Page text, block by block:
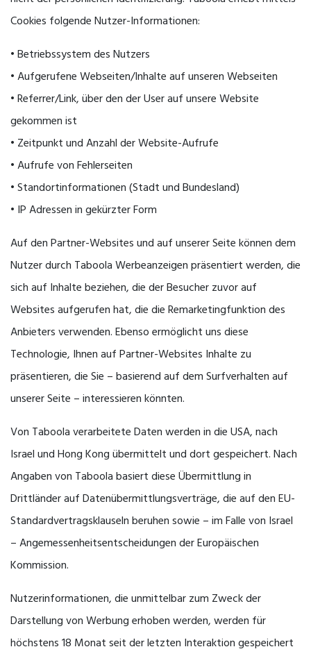
Cookies folgende Nutzer-Informationen:
• Betriebssystem des Nutzers
• Aufgerufene Webseiten/Inhalte auf unseren Webseiten
• Referrer/Link, über den der User auf unsere Website
gekommen ist
• Zeitpunkt und Anzahl der Website-Aufrufe
• Aufrufe von Fehlerseiten
• Standortinformationen (Stadt und Bundesland)
• IP Adressen in gekürzter Form
Auf den Partner-Websites und auf unserer Seite können dem
Nutzer durch Taboola Werbeanzeigen präsentiert werden, die
sich auf Inhalte beziehen, die der Besucher zuvor auf
Websites aufgerufen hat, die die Remarketingfunktion des
Anbieters verwenden. Ebenso ermöglicht uns diese
Technologie, Ihnen auf Partner-Websites Inhalte zu
präsentieren, die Sie – basierend auf dem Surfverhalten auf
unserer Seite – interessieren könnten.
Von Taboola verarbeitete Daten werden in die USA, nach
Israel und Hong Kong übermittelt und dort gespeichert. Nach
Angaben von Taboola basiert diese Übermittlung in
Drittländer auf Datenübermittlungsverträge, die auf den EU-
Standardvertragsklauseln beruhen sowie – im Falle von Israel
– Angemessenheitsentscheidungen der Europäischen
Kommission.
Nutzerinformationen, die unmittelbar zum Zweck der
Darstellung von Werbung erhoben werden, werden für
höchstens 18 Monat seit der letzten Interaktion gespeichert